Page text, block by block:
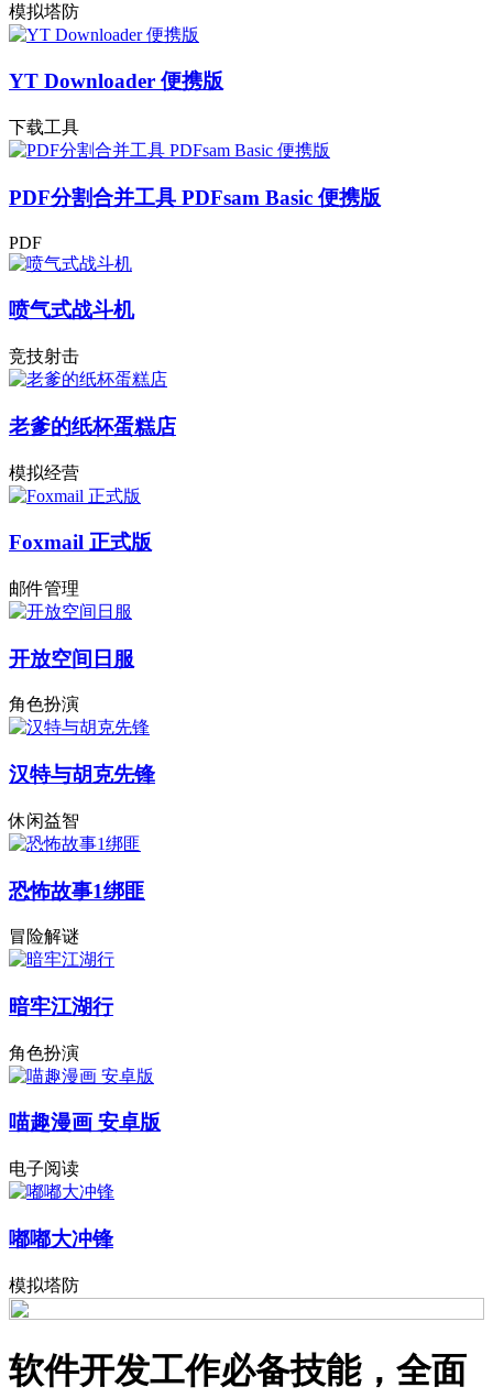
模拟塔防
YT Downloader 便携版
下载工具
PDF分割合并工具 PDFsam Basic 便携版
PDF
喷气式战斗机
竞技射击
老爹的纸杯蛋糕店
模拟经营
Foxmail 正式版
邮件管理
开放空间日服
角色扮演
汉特与胡克先锋
休闲益智
恐怖故事1绑匪
冒险解谜
暗牢江湖行
角色扮演
喵趣漫画 安卓版
电子阅读
嘟嘟大冲锋
模拟塔防
软件开发工作必备技能，全面